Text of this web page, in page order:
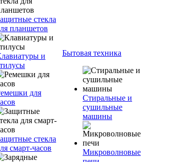
стекла
планшетов
и
для
стекла
смарт-часов
Бытовая техника
Стиральные и
сушильные
машины
Микроволновые